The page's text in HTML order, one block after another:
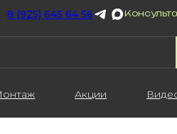
8 (925) 645 64 56
Акции